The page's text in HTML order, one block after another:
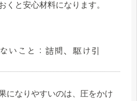
くと安心材料になります。
いこと：詰問、駆け引
になりやすいのは、圧をかけ